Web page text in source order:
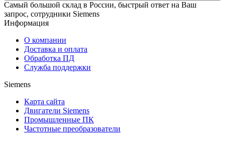
Самый большой склад в России, быстрый ответ на Ваш
запрос, сотрудники Siemens
Информация
О компании
Доставка и оплата
Обработка ПД
Служба поддержки
Siemens
Карта сайта
Двигатели Siemens
Промышленные ПК
Частотные преобразователи